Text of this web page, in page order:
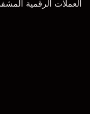
العملات الرقمية